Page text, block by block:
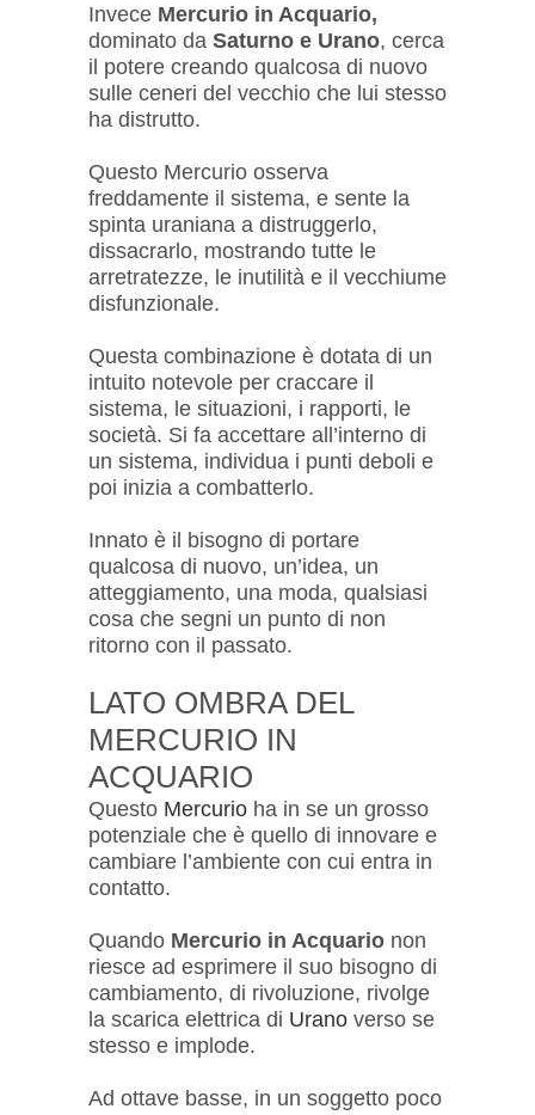
Invece Mercurio in Acquario,
dominato da Saturno e Urano, cerca
il potere creando qualcosa di nuovo
sulle ceneri del vecchio che lui stesso
ha distrutto.
Questo Mercurio osserva
freddamente il sistema, e sente la
spinta uraniana a distruggerlo,
dissacrarlo, mostrando tutte le
arretratezze, le inutilità e il vecchiume
disfunzionale.
Questa combinazione è dotata di un
intuito notevole per craccare il
sistema, le situazioni, i rapporti, le
società. Si fa accettare all’interno di
un sistema, individua i punti deboli e
poi inizia a combatterlo.
Innato è il bisogno di portare
qualcosa di nuovo, un’idea, un
atteggiamento, una moda, qualsiasi
cosa che segni un punto di non
ritorno con il passato.
LATO OMBRA DEL
MERCURIO IN
ACQUARIO
Questo Mercurio ha in se un grosso
potenziale che è quello di innovare e
cambiare l’ambiente con cui entra in
contatto.
Quando Mercurio in Acquario non
riesce ad esprimere il suo bisogno di
cambiamento, di rivoluzione, rivolge
la scarica elettrica di Urano verso se
stesso e implode.
Ad ottave basse, in un soggetto poco